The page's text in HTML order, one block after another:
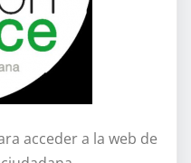
acceder a la web de